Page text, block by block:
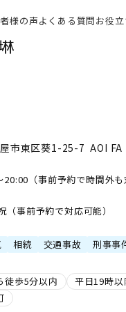
様の声よくある質問お役
市東区葵1-25-7 AOI FA
20:00（事前予約で時間外
（事前予約で対応可能）
相続 交通事故 刑事事
徒歩5分以内
平日19時